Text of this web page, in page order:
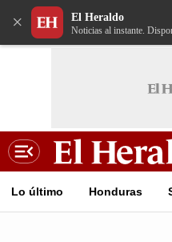
× El Heraldo
Noticias al instante.
Lo último Honduras